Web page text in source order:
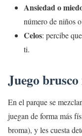
Ansiedad o
número de niños
Celos: percibe
ti.
Juego
En el parque se
juegan de forma más
broma), y les cuesta